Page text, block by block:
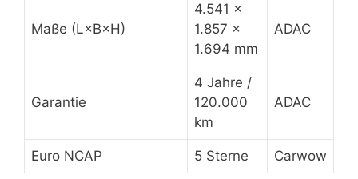
Maße (L×B×H)
4.541 ×
1.857 ×
1.694 mm
ADAC
Garantie
4 Jahre /
120.000
km
ADAC
Euro NCAP 5 Sterne Carwow